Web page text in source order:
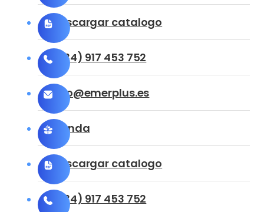
Descargar catalogo
(+34) 917 453 752
info@emerplus.es
Tienda
Descargar catalogo
(+34) 917 453 752